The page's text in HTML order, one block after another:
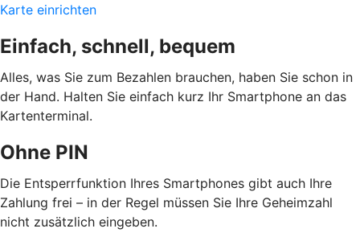
Karte einrichten
Einfach, schnell, bequem
Alles, was Sie zum Bezahlen brauchen, haben Sie schon in
der Hand. Halten Sie einfach kurz Ihr Smartphone an das
Kartenterminal.
Ohne PIN
Die Entsperrfunktion Ihres Smartphones gibt auch Ihre
Zahlung frei – in der Regel müssen Sie Ihre Geheimzahl
nicht zusätzlich eingeben.